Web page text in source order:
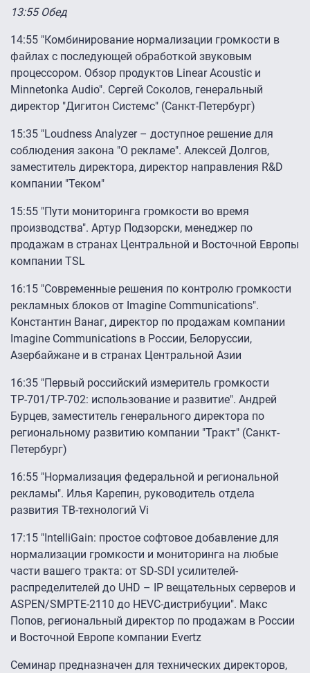
13:55 Обед
14:55 "Комбинирование нормализации громкости в
файлах с последующей обработкой звуковым
процессором. Обзор продуктов Linear Acoustic и
Minnetonka Audio". Сергей Соколов, генеральный
директор "Дигитон Системс" (Санкт-Петербург)
15:35 "Loudness Analyzer – доступное решение для
соблюдения закона "О рекламе". Алексей Долгов,
заместитель директора, директор направления R&D
компании "Теком"
15:55 "Пути мониторинга громкости во время
производства". Артур Подзорски, менеджер по
продажам в странах Центральной и Восточной Европы
компании TSL
16:15 "Современные решения по контролю громкости
рекламных блоков от Imagine Communications".
Константин Ванаг, директор по продажам компании
Imagine Communications в России, Белоруссии,
Азербайжане и в странах Центральной Азии
16:35 "Первый российский измеритель громкости
ТР-701/ТР-702: использование и развитие". Андрей
Бурцев, заместитель генерального директора по
региональному развитию компании "Тракт" (Санкт-
Петербург)
16:55 "Нормализация федеральной и региональной
рекламы". Илья Карепин, руководитель отдела
развития ТВ-технологий Vi
17:15 "IntelliGain: простое софтовое добавление для
нормализации громкости и мониторинга на любые
части вашего тракта: от SD-SDI усилителей-
распределителей до UHD – IP вещательных серверов и
ASPEN/SMPTE-2110 до HEVC-дистрибуции". Макс
Попов, региональный директор по продажам в России
и Восточной Европе компании Evertz
Семинар предназначен для технических директоров,